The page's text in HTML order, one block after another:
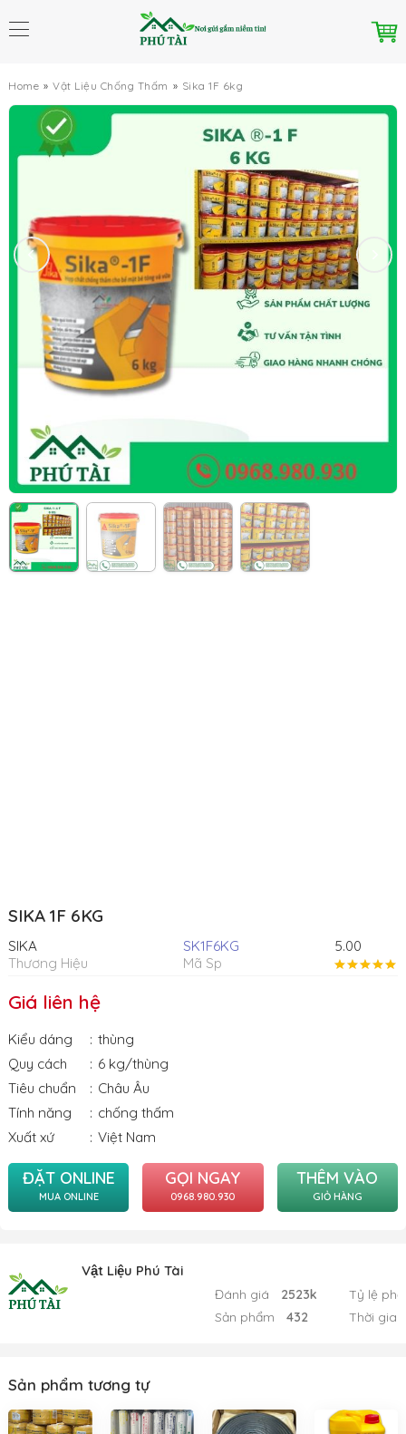
Home Vật Liệu Chống Thấm Sika 1F 6kg
SIKA 1F 6KG
SIKA
Thương Hiệu
SK1F6KG
Mã Sp
5.00
Giá liên hệ
Kiểu dáng
thùng
Quy cách
6 kg/thùng
Tiêu chuẩn
Châu Âu
Tính năng
chống thấm
Xuất xứ
Việt Nam
ĐẶT ONLINE
MUA ONLINE
GỌI NGAY
0968.980.930
THÊM VÀO
GIỎ HÀNG
Vật Liệu Phú Tài
Đánh giá
2523k
Sản phẩm
432
Tỷ lệ
Thời
Sản phẩm tương tự